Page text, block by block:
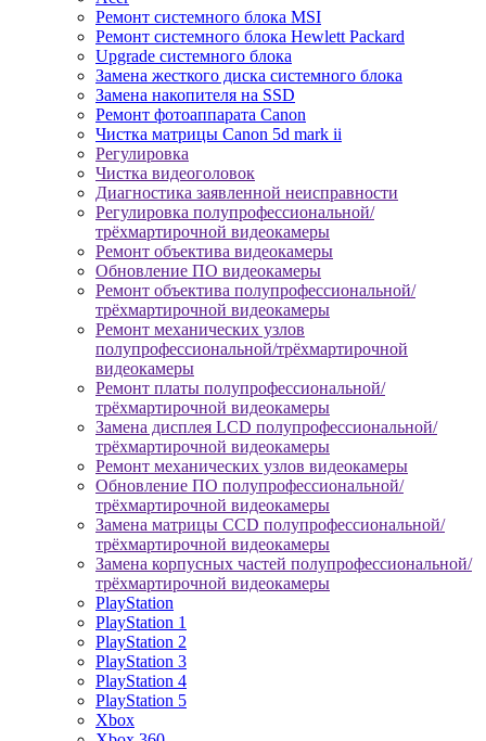
Ремонт системного блока MSI
Ремонт системного блока Hewlett Packard
Upgrade системного блока
Замена жесткого диска системного блока
Замена накопителя на SSD
Ремонт фотоаппарата Canon
Чистка матрицы Canon 5d mark ii
Регулировка
Чистка видеоголовок
Диагностика заявленной неисправности
Регулировка полупрофессиональной/
трёхмартирочной видеокамеры
Ремонт объектива видеокамеры
Обновление ПО видеокамеры
Ремонт объектива полупрофессиональной/
трёхмартирочной видеокамеры
Ремонт механических узлов
полупрофессиональной/трёхмартирочной
видеокамеры
Ремонт платы полупрофессиональной/
трёхмартирочной видеокамеры
Замена дисплея LCD полупрофессиональной/
трёхмартирочной видеокамеры
Ремонт механических узлов видеокамеры
Обновление ПО полупрофессиональной/
трёхмартирочной видеокамеры
Замена матрицы CCD полупрофессиональной/
трёхмартирочной видеокамеры
Замена корпусных частей полупрофессиональной/
трёхмартирочной видеокамеры
PlayStation
PlayStation 1
PlayStation 2
PlayStation 3
PlayStation 4
PlayStation 5
Xbox